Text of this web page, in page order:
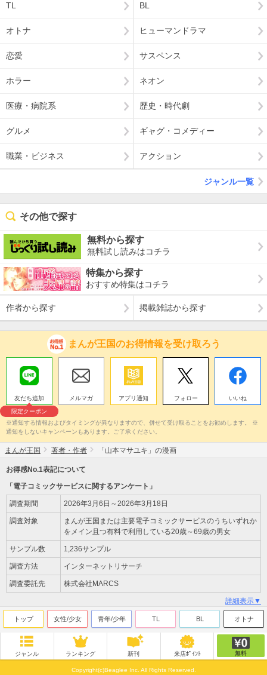
TL BL
オトナ ヒューマンドラマ
恋愛 サスペンス
ホラー ネオン
医療・病院系 歴史・時代劇
グルメ ギャグ・コメディー
職業・ビジネス アクション
ジャンル一覧
その他で探す
無料から探す
無料試し読みはコチラ
特集から探す
おすすめ特集はコチラ
作者から探す 掲載雑誌から探す
まんが王国のお得情報を受け取ろう
友だち追加
限定クーポン
メルマガ アプリ通知 フォロー いいね
※通知する情報およびタイミングが異なりますので、併せて受け取ることをお勧めします。 ※
通知をしないキャンペーンもあります。ご了承ください。
まんが王国 著者・作者 「山本マサユキ」の漫画
お得感No.1表記について
「電子コミックサービスに関するアンケート」
調査期間 2026年3月6日～2026年3月18日
調査対象
まんが王国または主要電子コミックサービスのうちいずれか
をメイン且つ有料で利用している20歳～69歳の男女
サンプル数 1,236サンプル
調査方法 インターネットリサーチ
調査委託先 株式会社MARCS
詳細表示▼
トップ 女性/少女 青年/少年 TL BL オトナ
ジャンル ランキング 新刊 来店ﾎﾟｲﾝﾄ 無料
Copyright(c)Beaglee Inc. All Rights Reserved.